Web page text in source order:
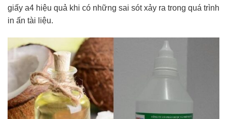
giấy a4 hiệu quả khi có những sai sót xảy ra trong quá trình
in ấn tài liệu.